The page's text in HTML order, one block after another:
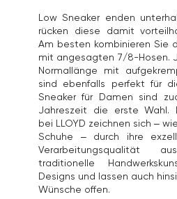
Low Sneaker enden
rücken diese damit
Am besten kombinieren Sie
mit angesagten 7/8-Hosen.
Normallänge mit
sind ebenfalls perfekt für
Sneaker für Damen sind
Jahreszeit die erste Wahl.
bei LLOYD zeichnen sich –
Schuhe – durch ihre
Verarbeitungsqualität
traditionelle
Designs und lassen auch
Wünsche offen.